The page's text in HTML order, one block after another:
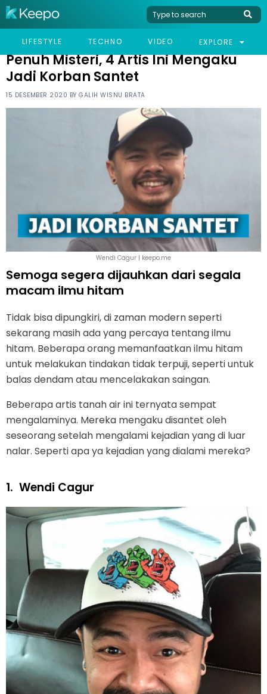
LIFESTYLE TECHNO VIDEO EXPLORE
HOME CELEB PENUH MISTERI, 4 ARTIS INI MENGAKU JADI KORBAN SANTET
Penuh Misteri, 4 Artis Ini Mengaku
Jadi Korban Santet
15 DESEMBER 2020 BY GALIH WISNU BRATA
Wendi Cagur | keepo.me
Semoga segera dijauhkan dari segala
macam ilmu hitam
Tidak bisa dipungkiri, di zaman modern seperti
sekarang masih ada yang percaya tentang ilmu
hitam. Beberapa orang memanfaatkan ilmu hitam
untuk melakukan tindakan tidak terpuji, seperti untuk
balas dendam atau mencelakakan saingan.
Beberapa artis tanah air ini ternyata sempat
mengalaminya. Mereka mengaku disantet oleh
seseorang setelah mengalami kejadian yang di luar
nalar. Seperti apa ya kejadian yang dialami mereka?
1. Wendi Cagur